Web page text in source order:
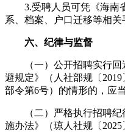
3.受聘人员可凭《海南省
系、档案、户口迁移等相关
六、纪律与监督
（一）公开招聘实行回
避规定》（人社部规〔
部令第6号）的情形的，应
（二）严格执行招聘纪
施办法》（琼人社规〔